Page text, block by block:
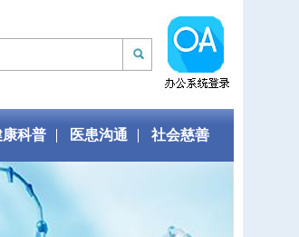
康科普 医患沟通 社会慈善